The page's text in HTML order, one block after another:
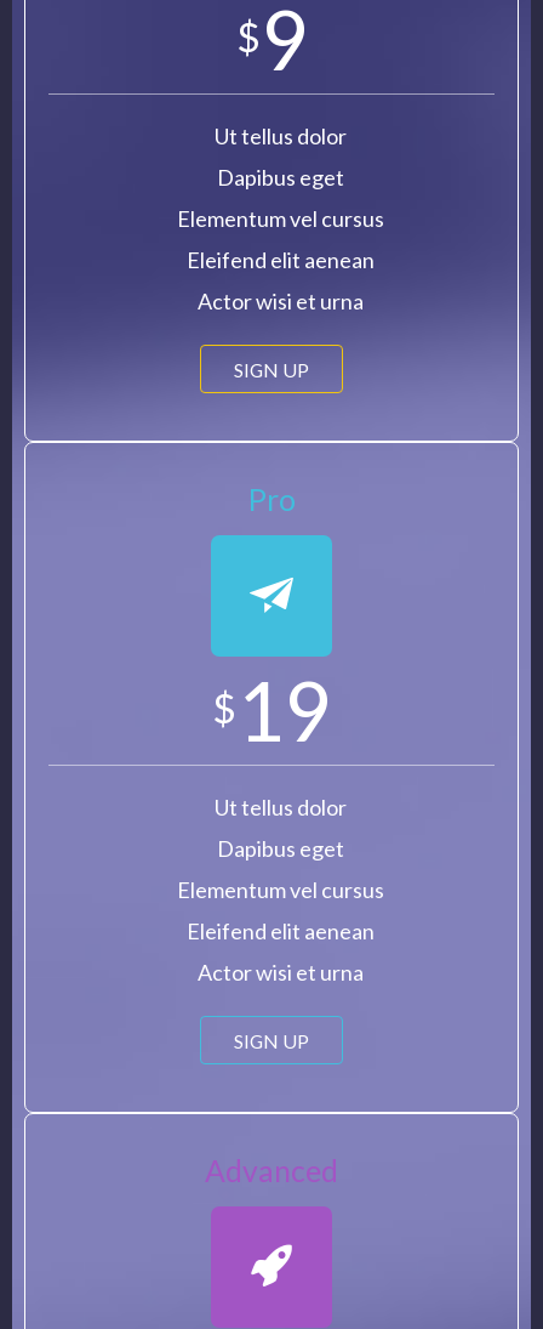
$9
Ut tellus dolor
Dapibus eget
Elementum vel cursus
Eleifend elit aenean
Actor wisi et urna
SIGN UP
Pro
$ 19
Ut tellus dolor
Dapibus eget
Elementum vel cursus
Eleifend elit aenean
Actor wisi et urna
SIGN UP
Advanced